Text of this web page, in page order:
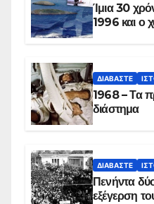
Ίμια 30
ΔΙΑΒΆΣΤΕ
1968 – Τα
διάστημα
ΔΙΑΒΆΣΤΕ
Πενήντα
εξέγερση